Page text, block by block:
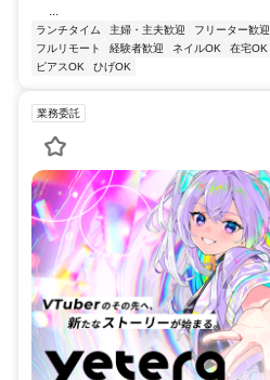
...
ランチタイム 主婦・主夫歓迎 フリーター歓迎
フルリモート
経験者歓迎 ネイルOK 在宅OK
ピアスOK
ひげOK
業務委託